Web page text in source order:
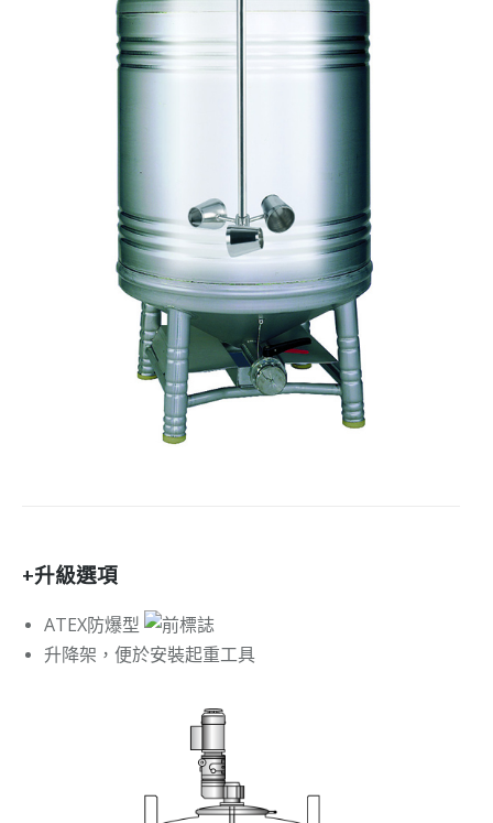
+升級選項
ATEX防爆型
升降架，便於安裝起重工具